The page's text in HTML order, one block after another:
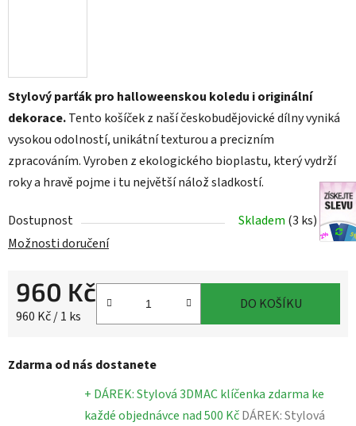
Stylový parťák pro halloweenskou koledu i originální
dekorace.Tento košíček z naší českobudějovické dílny vyniká
vysokou odolností, unikátní texturou a precizním
zpracováním. Vyroben z ekologického bioplastu, který vydrží
roky a hravě pojme i tu největší nálož sladkostí.
Dostupnost Skladem (3 ks)
Možnosti doručení
960 Kč
Měrná cena:
960 Kč / 1 ks
DO KOŠÍKU
Zdarma od nás dostanete
+ DÁREK: Stylová 3DMAC klíčenka zdarma ke
každé objednávce nad 500 KčDÁREK: Stylová